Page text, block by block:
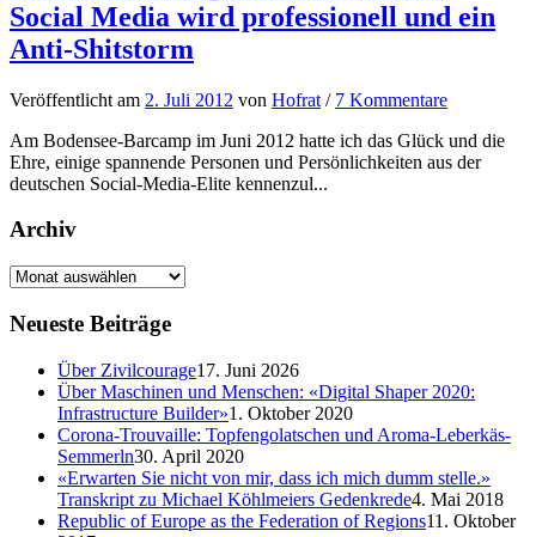
Social Media wird professionell und ein
Anti-Shitstorm
Veröffentlicht am 2. Juli 2012 von Hofrat / 7 Kommentare
Am Bodensee-Barcamp im Juni 2012 hatte ich das Glück und die
Ehre, einige spannende Personen und Persönlichkeiten aus der
deutschen Social-Media-Elite kennenzul...
Archiv
Neueste Beiträge
Über Zivilcourage17. Juni 2026
Über Maschinen und Menschen: «Digital Shaper 2020:
Infrastructure Builder»1. Oktober 2020
Corona-Trouvaille: Topfengolatschen und Aroma-Leberkäs-
Semmerln30. April 2020
«Erwarten Sie nicht von mir, dass ich mich dumm stelle.»
Transkript zu Michael Köhlmeiers Gedenkrede4. Mai 2018
Republic of Europe as the Federation of Regions11. Oktober